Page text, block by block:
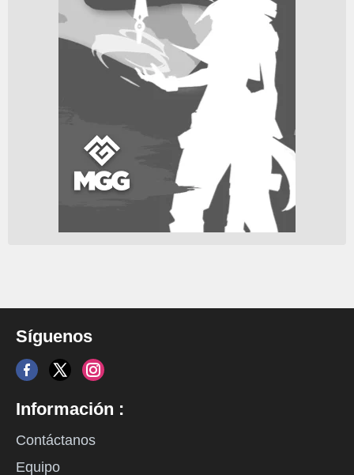
Síguenos
Información :
Contáctanos
Equipo